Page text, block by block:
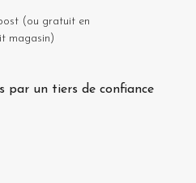
(ou gratuit en
magasin)